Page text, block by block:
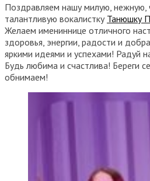
Поздравляем нашу милую, нежную,
талантливую вокалистку Танюшку
Желаем имениннице отличного
здоровья, энергии, радости и
яркими идеями и успехами! Радуй
Будь любима и счастлива! Береги
обнимаем!